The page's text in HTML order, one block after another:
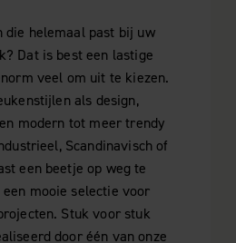
die helemaal past bij uw
Dat is best een lastige
veel om uit te kiezen.
als design,
modern tot meer trendy
Scandinavisch of
een beetje op weg te
een mooie selectie voor
Stuk voor stuk
door één van onze